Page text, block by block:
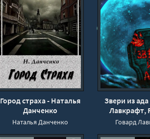
Город страха - Наталья
Данченко
Наталья Данченко
Звери из
Лавкрафт,
Говард